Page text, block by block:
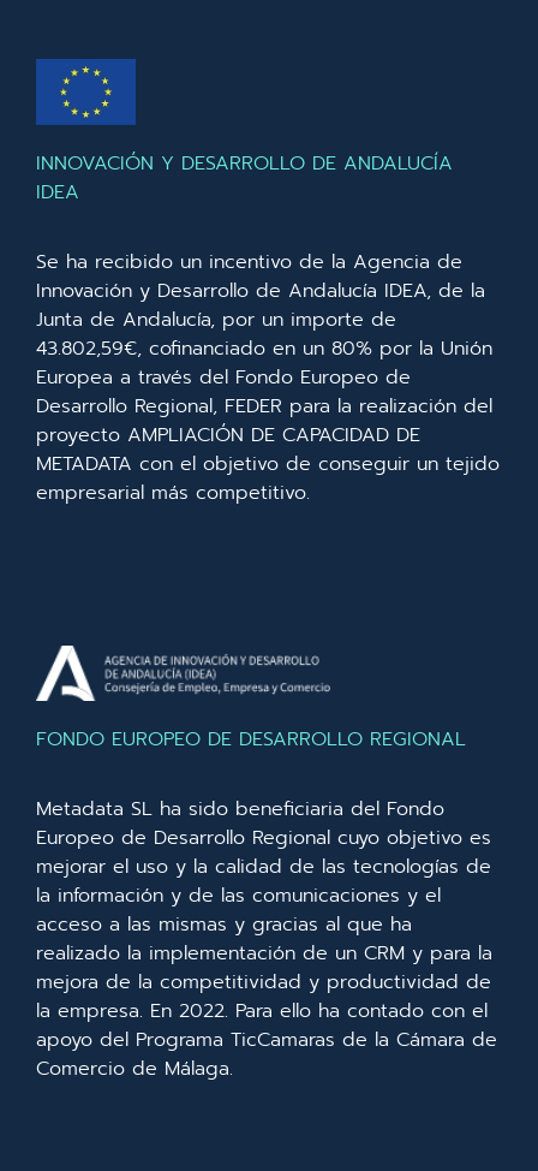
INNOVACIÓN Y DESARROLLO DE ANDALUCÍA
IDEA
Se ha recibido un incentivo de la Agencia de
Innovación y Desarrollo de Andalucía IDEA, de la
Junta de Andalucía, por un importe de
43.802,59€, cofinanciado en un 80% por la Unión
Europea a través del Fondo Europeo de
Desarrollo Regional, FEDER para la realización del
proyecto AMPLIACIÓN DE CAPACIDAD DE
METADATA con el objetivo de conseguir un tejido
empresarial más competitivo.
FONDO EUROPEO DE DESARROLLO REGIONAL
Metadata SL ha sido beneficiaria del Fondo
Europeo de Desarrollo Regional cuyo objetivo es
mejorar el uso y la calidad de las tecnologías de
la información y de las comunicaciones y el
acceso a las mismas y gracias al que ha
realizado la implementación de un CRM y para la
mejora de la competitividad y productividad de
la empresa. En 2022. Para ello ha contado con el
apoyo del Programa TicCamaras de la Cámara de
Comercio de Málaga.